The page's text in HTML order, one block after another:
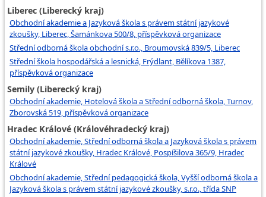
Liberec (Liberecký kraj)
Obchodní akademie a Jazyková škola s právem státní jazykové
zkoušky, Liberec, Šamánkova 500/8, příspěvková organizace
Střední odborná škola obchodní s.r.o., Broumovská 839/5, Liberec
Střední škola hospodářská a lesnická, Frýdlant, Bělíkova 1387,
příspěvková organizace
Semily (Liberecký kraj)
Obchodní akademie, Hotelová škola a Střední odborná škola, Turnov,
Zborovská 519, příspěvková organizace
Hradec Králové (Královéhradecký kraj)
Obchodní akademie, Střední odborná škola a Jazyková škola s právem
státní jazykové zkoušky, Hradec Králové, Pospíšilova 365/9, Hradec
Králové
Obchodní akademie, Střední pedagogická škola, Vyšší odborná škola a
Jazyková škola s právem státní jazykové zkoušky, s.r.o., třída SNP